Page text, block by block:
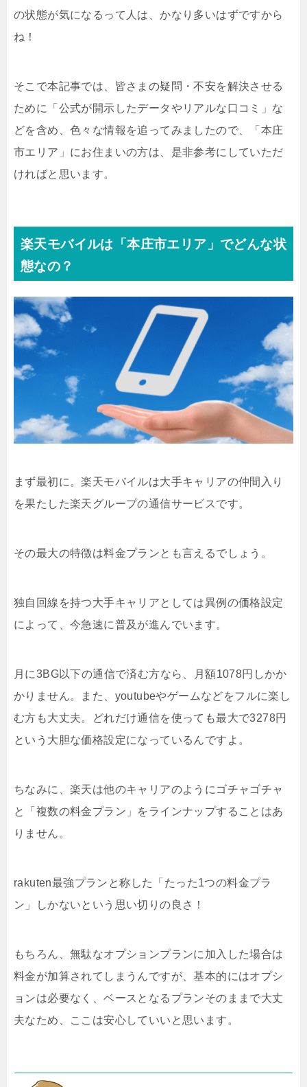
の状態が気になるって人は、かなり多いはずですから
ね！
そこで本記事では、皆さまの疑問・不安を解決させる
ために「公式が開示したデータやリアルな口コミ」な
どを含め、色々な情報を追ってみましたので、「本庄
市エリア」にお住まいの方は、是非参考にしていただ
ければと思います。
楽天モバイルは「本庄市エリア」でどんな状
態なの？
まず最初に。楽天モバイルは大手キャリアの仲間入り
を果たした楽天グループの通信サービスです。
その最大の特徴は料金プランとも言えるでしょう。
独自回線を持つ大手キャリアとしては異例の価格設定
によって、今急速に普及が進んでいます。
月に3BG以下の通信で済む方なら、月額1078円しかか
かりません。また、youtubeやゲームなどをフルに楽し
む方も大丈夫。どれだけ通信を使っても最大で3278円
という大胆な価格設定になっているんですよ。
ちなみに、楽天は他のキャリアのようにゴチャゴチャ
と「複数の料金プラン」をラインナップすることはあ
りません。
rakuten最強プランと称した「たった1つの料金プラ
ン」しかないという思い切りの良さ！
もちろん、無駄なオプションプランに加入した場合は
料金が加算されてしまうんですが、基本的にはオプシ
ョンは必要なく、ベースとなるプランそのままで大丈
夫なため、ここは安心していいと思います。